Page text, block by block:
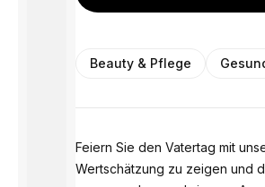
Beauty & Pflege
Feiern Sie den Vatertag mit
Wertschätzung zu zeigen und